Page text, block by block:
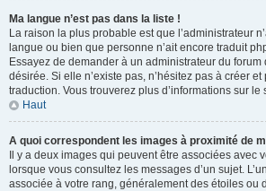
Ma langue n’est pas dans la liste !
La raison la plus probable est que l’administrateur
langue ou bien que personne n’ait encore traduit
Essayez de demander à un administrateur du forum
désirée. Si elle n’existe pas, n’hésitez pas à créer
traduction. Vous trouverez plus d’informations sur le
Haut
A quoi correspondent les images à proximité de
Il y a deux images qui peuvent être associées avec
lorsque vous consultez les messages d’un sujet.
associée à votre rang, généralement des étoiles ou